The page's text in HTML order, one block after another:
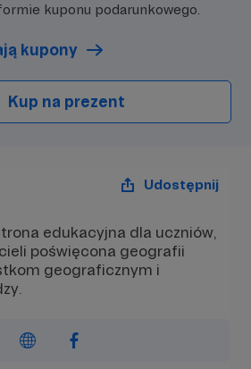
kuponu podarunkowego.
kupony
Kup na prezent
Udostępnij
edukacyjna dla uczniów,
poświęcona geografii
geograficznym i